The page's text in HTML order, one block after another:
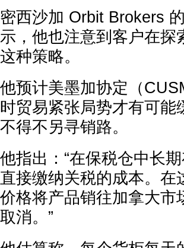
密西沙加 Orbit Brokers
示，他也注意到客户在探
这种策略。
他预计美墨加协定（
时贸易紧张局势才有可能
不得不另寻销路。
他指出：“在保税仓中长
直接缴纳关税的成本。在
价格将产品销往加拿大市
取消。”